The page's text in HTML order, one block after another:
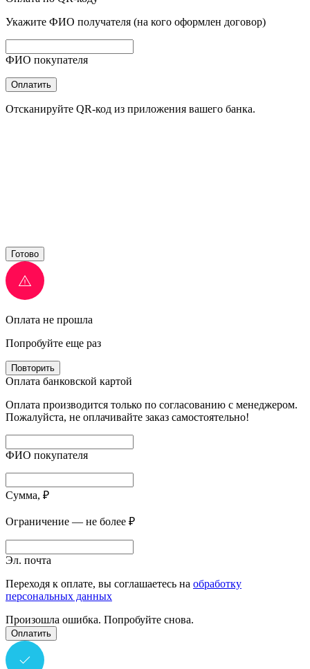
Укажите ФИО получателя (на кого оформлен договор)
ФИО покупателя
Оплатить
Отсканируйте QR-код из приложения вашего банка.
Готово
Оплата не прошла
Попробуйте еще раз
Повторить
Оплата банковской картой
Оплата производится только по согласованию с менеджером.
Пожалуйста, не оплачивайте заказ самостоятельно!
ФИО покупателя
Сумма, ₽
Ограничение — не более ₽
Эл. почта
Переходя к оплате, вы соглашаетесь на обработку
персональных данных
Произошла ошибка. Попробуйте снова.
Оплатить